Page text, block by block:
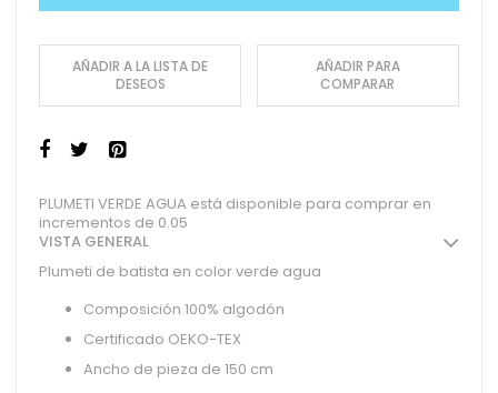
AÑADIR A LA LISTA DE
DESEOS
AÑADIR PARA
COMPARAR
PLUMETI VERDE AGUA está disponible para comprar en
incrementos de 0.05
VISTA GENERAL
Plumeti de batista en color verde agua
Composición 100% algodón
Certificado OEKO-TEX
Ancho de pieza de 150 cm